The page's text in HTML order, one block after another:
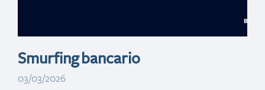
Smurfing bancario
03/03/2026